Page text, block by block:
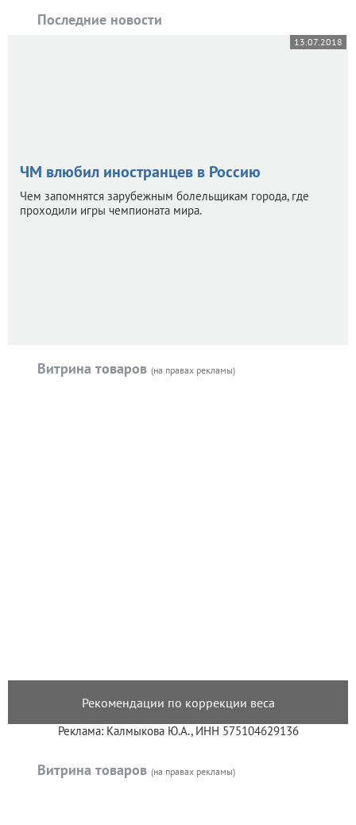
Последние новости
13.07.2018
ЧМ влюбил иностранцев в Россию
Чем запомнятся зарубежным болельщикам города, где
проходили игры чемпионата мира.
Витрина товаров (на правах рекламы)
Рекомендации по коррекции веса
Реклама: Калмыкова Ю.А., ИНН 575104629136
Витрина товаров (на правах рекламы)